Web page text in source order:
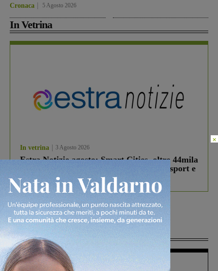
Cronaca 5 Agosto 2026
In Vetrina
In vetrina 3 Agosto 2026
Estra Notizie agosto: Smart Cities, oltre 44mila
studenti coinvolti, torna il bando per lo sport e
debutta il podcast Estrair
Più lette
Figline Incisa Valdarno 1 Agosto 2026
×